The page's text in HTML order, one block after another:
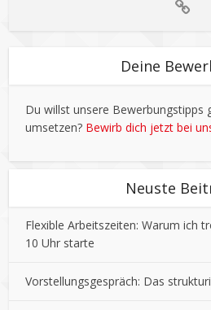
Deine
Du willst unsere Bewerbungstipps
umsetzen? Bewirb dich jetzt bei
Neuste
Flexible Arbeitszeiten: Warum ich
10 Uhr starte
Vorstellungsgespräch: Das